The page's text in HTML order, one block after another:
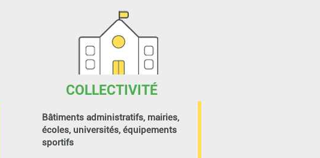
COLLECTIVITÉ
Bâtiments administratifs, mairies,
écoles, universités, équipements
sportifs